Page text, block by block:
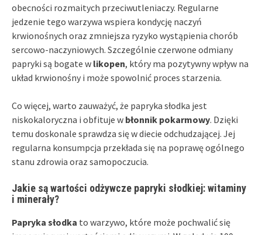
obecności rozmaitych przeciwutleniaczy. Regularne
jedzenie tego warzywa wspiera kondycję naczyń
krwionośnych oraz zmniejsza ryzyko wystąpienia chorób
sercowo-naczyniowych. Szczególnie czerwone odmiany
papryki są bogate w likopen, który ma pozytywny wpływ na
układ krwionośny i może spowolnić proces starzenia.
Co więcej, warto zauważyć, że papryka słodka jest
niskokaloryczna i obfituje w błonnik pokarmowy. Dzięki
temu doskonale sprawdza się w diecie odchudzającej. Jej
regularna konsumpcja przekłada się na poprawę ogólnego
stanu zdrowia oraz samopoczucia.
Jakie są wartości odżywcze papryki słodkiej: witaminy
i minerały?
Papryka słodka to warzywo, które może pochwalić się